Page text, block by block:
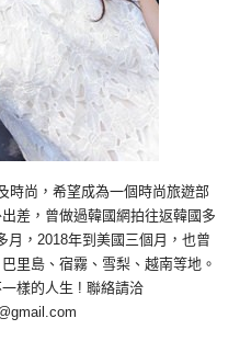
時尚，希望成為一個時尚旅遊部
差，曾做過韓國網拍往返韓國多
月，2018年到美國三個月，也曾
里島、宿霧、雪梨、越南等地。
樣的人生 ! 聯絡請洽